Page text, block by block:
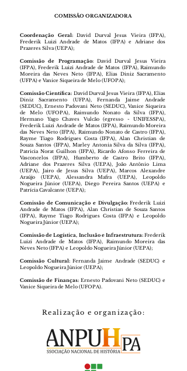
COMISSÃO ORGANIZADORA
Coordenação Geral:David Durval Jesus Vieira (IFPA),
Frederik Luizi Andrade de Matos (IFPA) e Adriane dos
Prazeres Silva (UEPA);
Comissão de Programação:David Durval Jesus Vieira
(IFPA), Frederik Luizi Andrade de Matos (IFPA), Raimundo
Moreira das Neves Neto (IFPA), Elias Diniz Sacramento
(UFPA) e Vanice Siqueira de Melo (UFOPA);
Comissão Científica: David Durval Jesus Vieira (IFPA), Elias
Diniz Sacramento (UFPA), Fernanda Jaime Andrade
(SEDUC), Ernesto Padovani Neto (SEDUC), Vanice Siqueira
de Melo (UFOPA), Raimundo Nonato da Silva (IFPA),
Hermano Yago Chaves Vulcão (egresso - UNIFESSPA),
Frederik Luizi Andrade de Matos (IFPA), Raimundo Moreira
das Neves Neto (IFPA), Raimundo Nonato de Castro (IFPA),
Rayme Tiago Rodrigues Costa (IFPA), Alan Christian de
Souza Santos (IFPA), Marley Antonia Silva da Silva (IFPA),
Patricia Norat Guilhon (IFPA), Ricardo Afonso Ferreira de
Vasconcelos (IFPA), Humberto de Castro Brito (IFPA),
Adriane dos Prazeres Silva (UEPA), João Antônio Lima
(UEPA), Jairo de Jesus Silva (UEPA), Marcos Alexandre
Araújo (UEPA), Alessandra Mafra (UEPA), Leopoldo
Nogueira Júnior (UEPA), Diego Pereira Santos (UEPA) e
Patrícia Cavalcante (UEPA);
​Comissão de Comunicação e Divulgação:Frederik Luizi
Andrade de Matos (IFPA), Alan Christian de Souza Santos
(IFPA), Rayme Tiago Rodrigues Costa (IFPA) e Leopoldo
Nogueira Júnior (UEPA);
Comissão de Logística, Inclusão e Infraestrutura:Frederik
Luizi Andrade de Matos (IFPA), Raimundo Moreira das
Neves Neto (IFPA) e Leopoldo Nogueira Júnior (UEPA);
Comissão Cultural:Fernanda Jaime Andrade (SEDUC) e
Leopoldo Nogueira Júnior (UEPA);
Comissão de Finanças: Ernesto Padovani Neto (SEDUC) e
Vanice Siqueira de Melo (UFOPA).
Realização e organização: